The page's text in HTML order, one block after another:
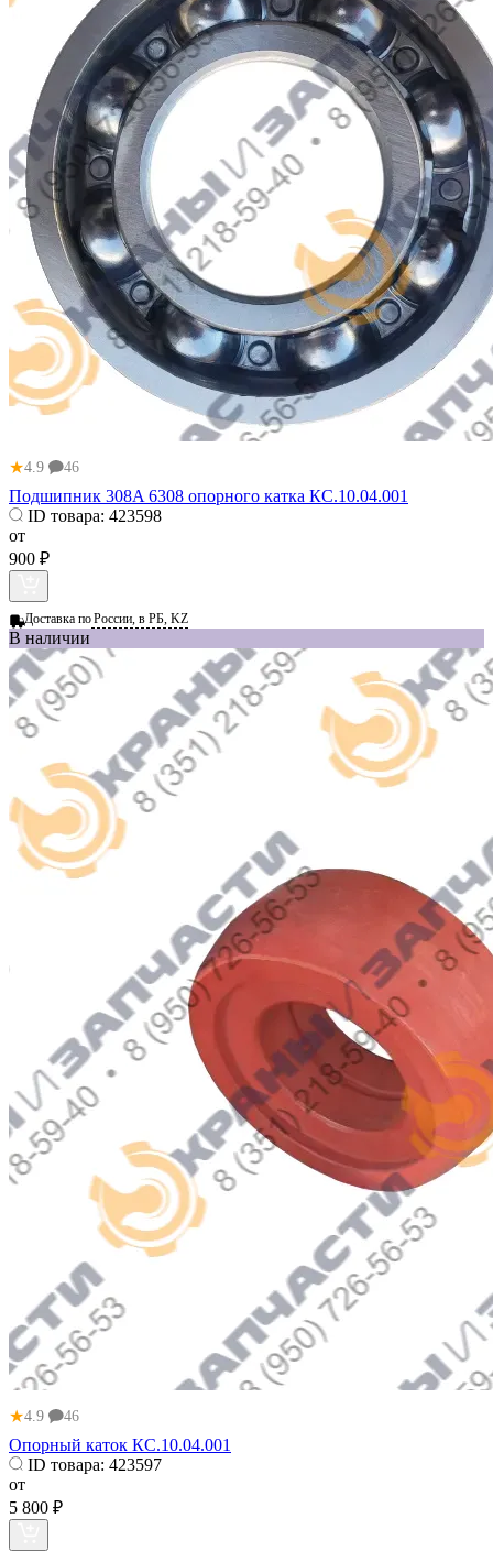
★4.9 46
Подшипник 308A 6308 опорного катка КС.10.04.001
ID товара: 423598
от
900 ₽
Доставка поРоссии, в РБ, KZ
В наличии
★4.9 46
Опорный каток КС.10.04.001
ID товара: 423597
от
5 800 ₽